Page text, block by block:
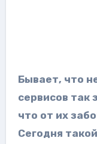
Бывает, что
сервисов так
что от их
Сегодня